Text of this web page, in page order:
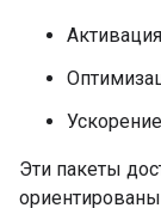
Эти пакеты